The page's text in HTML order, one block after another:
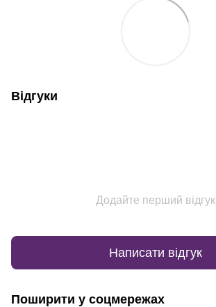
Відгуки
Додайте перший відгук
Написати відгук
Поширити у соцмережах